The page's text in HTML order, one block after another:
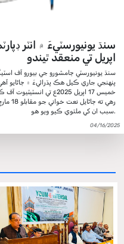
اپريل تي منعقد ٿيندو
سنڌ يونيورسٽي ڄامشورو جي بيورو آف
خميس 17 اپريل 2025ع تي
رهي
سبب ان کي ملتوي ڪيو ويو هو.
04/16/2025